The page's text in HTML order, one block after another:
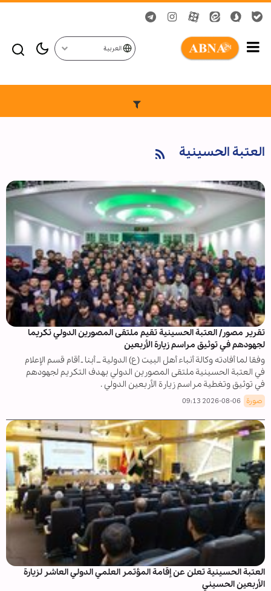
العربية
العتبة الحسينية
تقرير مصور/ العتبة الحسينية تقيم ملتقى المصورين الدولي تكريما
لجهودهم في توثيق مراسم زيارة الأربعين
وفقا لما أفادته وكالة أنباء أهل البيت (ع) الدولية ــ أبنا ـ أقام قسم الإعلام
في العتبة الحسينية ملتقى المصورين الدولي بهدف التكريم لجهودهم
في توثيق وتغطية مراسم زيارة الأربعين الدولي .
صورة 2026-08-06 09:13
العتبة الحسينية تعلن عن إقامة المؤتمر العلمي الدولي العاشر لزيارة
الأربعين الحسيني